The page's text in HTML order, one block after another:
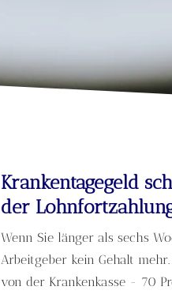
Krankentagegeld
der
Wenn Sie länger als sechs
Arbeitgeber kein Gehalt
von der Krankenkasse - 70